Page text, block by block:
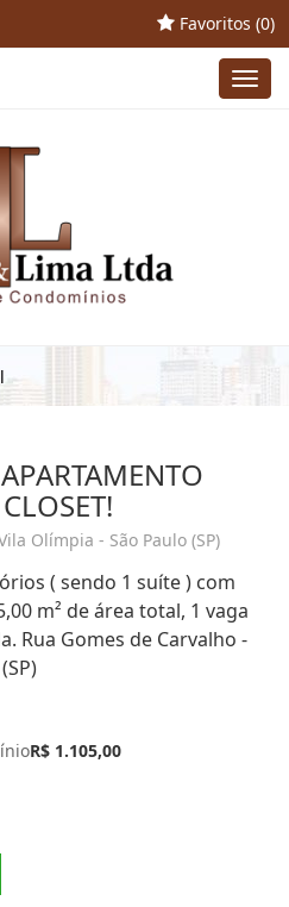
Favoritos (0)
Olímpia - São Paulo (SP)
( sendo 1 suíte ) com
m² de área total, 1 vaga
Rua Gomes de Carvalho -
R$ 1.105,00